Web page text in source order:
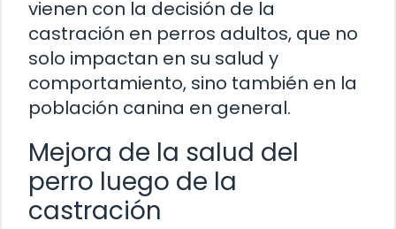
vienen con la decisión de la
castración en perros adultos, que no
solo impactan en su salud y
comportamiento, sino también en la
población canina en general.
Mejora de la salud del
perro luego de la
castración